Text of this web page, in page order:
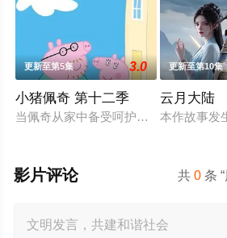
更新至第5集 3.0
小猪佩奇 第十二季
当佩奇从家中备受呵护的"小妹妹"一跃
更新至第10集
云月大陆
本作故事发
共0 条
影片评论